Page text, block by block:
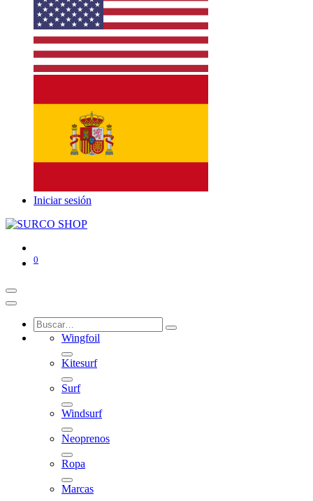
Iniciar sesión
0
Wingfoil
Kitesurf
Surf
Windsurf
Neoprenos
Ropa
Marcas